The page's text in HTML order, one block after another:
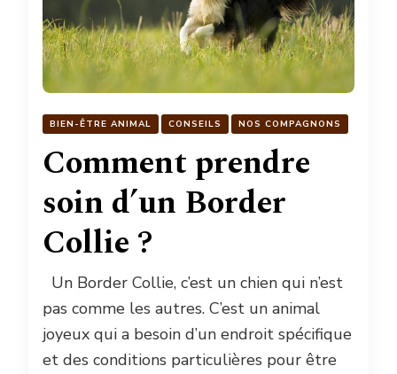
BIEN-ÊTRE ANIMAL CONSEILS NOS COMPAGNONS
Comment prendre
soin d’un Border
Collie ?
Un Border Collie, c’est un chien qui n’est
pas comme les autres. C’est un animal
joyeux qui a besoin d’un endroit spécifique
et des conditions particulières pour être